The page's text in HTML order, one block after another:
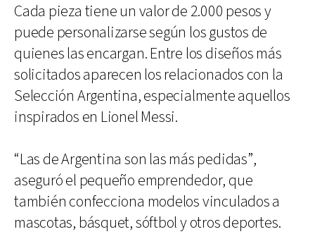
Cada pieza tiene un valor de 2.000 pesos y
puede personalizarse según los gustos de
quienes las encargan. Entre los diseños más
solicitados aparecen los relacionados con la
Selección Argentina, especialmente aquellos
inspirados en Lionel Messi.
“Las de Argentina son las más pedidas”,
aseguró el pequeño emprendedor, que
también confecciona modelos vinculados a
mascotas, básquet, sóftbol y otros deportes.